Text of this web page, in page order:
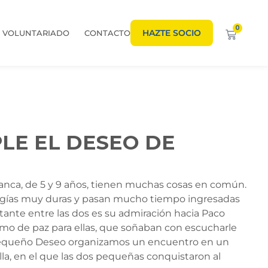
VOLUNTARIADO CONTACTO HAZTE SOCIO 0
EL DESEO DE
de 5 y 9 años, tienen muchas cosas en común.
muy duras y pasan mucho tiempo ingresadas
entre las dos es su admiración hacia Paco
de paz para ellas, que soñaban con escucharle
Deseo organizamos un encuentro en un
en el que las dos pequeñas conquistaron al